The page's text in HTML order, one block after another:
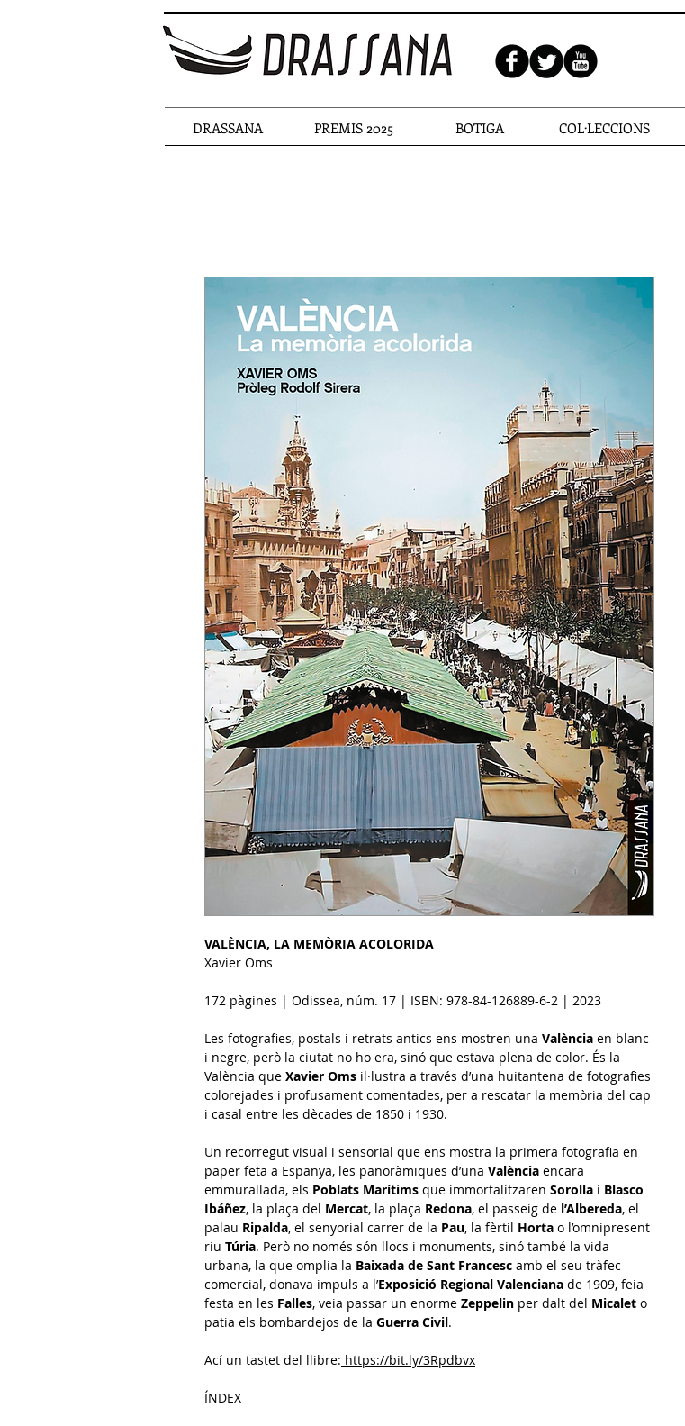
DRASSANA PREMIS 2025 BOTIGA COL·LECCIONS
VALÈNCIA, LA MEMÒRIA ACOLORIDA
Xavier Oms
172 pàgines | Odissea, núm. 17 | ISBN: 978-84-126889-6-2 | 2023
Les fotografies, postals i retrats antics ens mostren una València en blanc
i negre, però la ciutat no ho era, sinó que estava plena de color. És la
València que Xavier Oms il·lustra a través d’una huitantena de fotografies
colorejades i profusament comentades, per a rescatar la memòria del cap
i casal entre les dècades de 1850 i 1930.
Un recorregut visual i sensorial que ens mostra la primera fotografia en
paper feta a Espanya, les panoràmiques d’una València encara
emmurallada, els Poblats Marítims que immortalitzaren Sorolla i Blasco
Ibáñez, la plaça del Mercat, la plaça Redona, el passeig de l’Albereda, el
palau Ripalda, el senyorial carrer de la Pau, la fèrtil Horta o l’omnipresent
riu Túria. Però no només són llocs i monuments, sinó també la vida
urbana, la que omplia la Baixada de Sant Francesc amb el seu tràfec
comercial, donava impuls a l’Exposició Regional Valenciana de 1909, feia
festa en les Falles, veia passar un enorme Zeppelin per dalt del Micalet o
patia els bombardejos de la Guerra Civil.
Ací un tastet del llibre: https://bit.ly/3Rpdbvx
ÍNDEX